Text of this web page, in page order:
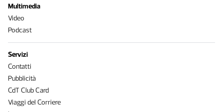
Multimedia
Video
Podcast
Servizi
Contatti
Pubblicità
CdT Club Card
Viaggi del Corriere